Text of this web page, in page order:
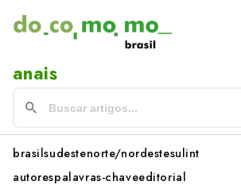
anais
brasilsudestenorte/nordestesulint
autorespalavras-chaveeditorial